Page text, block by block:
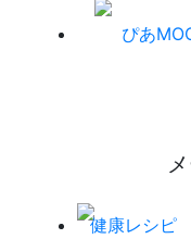
ぴあ
健康レシピ